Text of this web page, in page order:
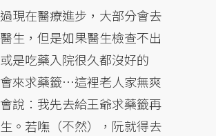
現在醫療進步，大部分會去
生，但是如果醫生檢查不出
是吃藥入院很久都沒好的
來求藥籤…這裡老人家無爽
說：我先去給王爺求藥籤再
。若嘸（不然），阮就得去